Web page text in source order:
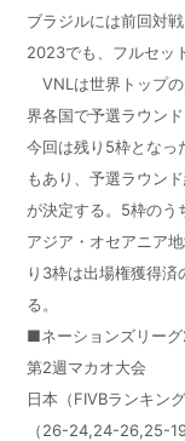
ブラジルには前回対
2023でも、フルセッ
VNLは世界トップ
界各国で予選ラウン
今回は残り5枠となっ
もあり、予選ラウン
が決定する。5枠のう
アジア・オセアニア
り3枠は出場権獲得
る。
■ネーションズリー
第2週マカオ大会
日本（FIVBランキン
（26-24,24-26,25-